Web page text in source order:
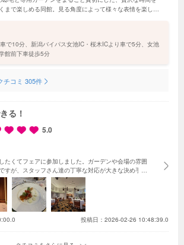
まで楽しめる同館。見る角度によって様々な表情を楽しめ
で10分、新潟バイパス女池IC・桜木ICより車で5分、女池
館前下車徒歩5分
チコミ 305件
る！
5.0
たくてフェアに参加しました。ガーデンや会場の雰囲
すが、スタッフさん達の丁寧な対応が大きな決め手に
案内の時に、入場で流したいと話していた曲をサプラ
ージがすごくできて幸せでした！また、フラワーシャ
人ひとりの丁寧な雰囲気で、ここにしようと旦那と意
りを出していただいた際に気になる演出（小道具）に
投稿日：2026-02-26 10:48:39.0